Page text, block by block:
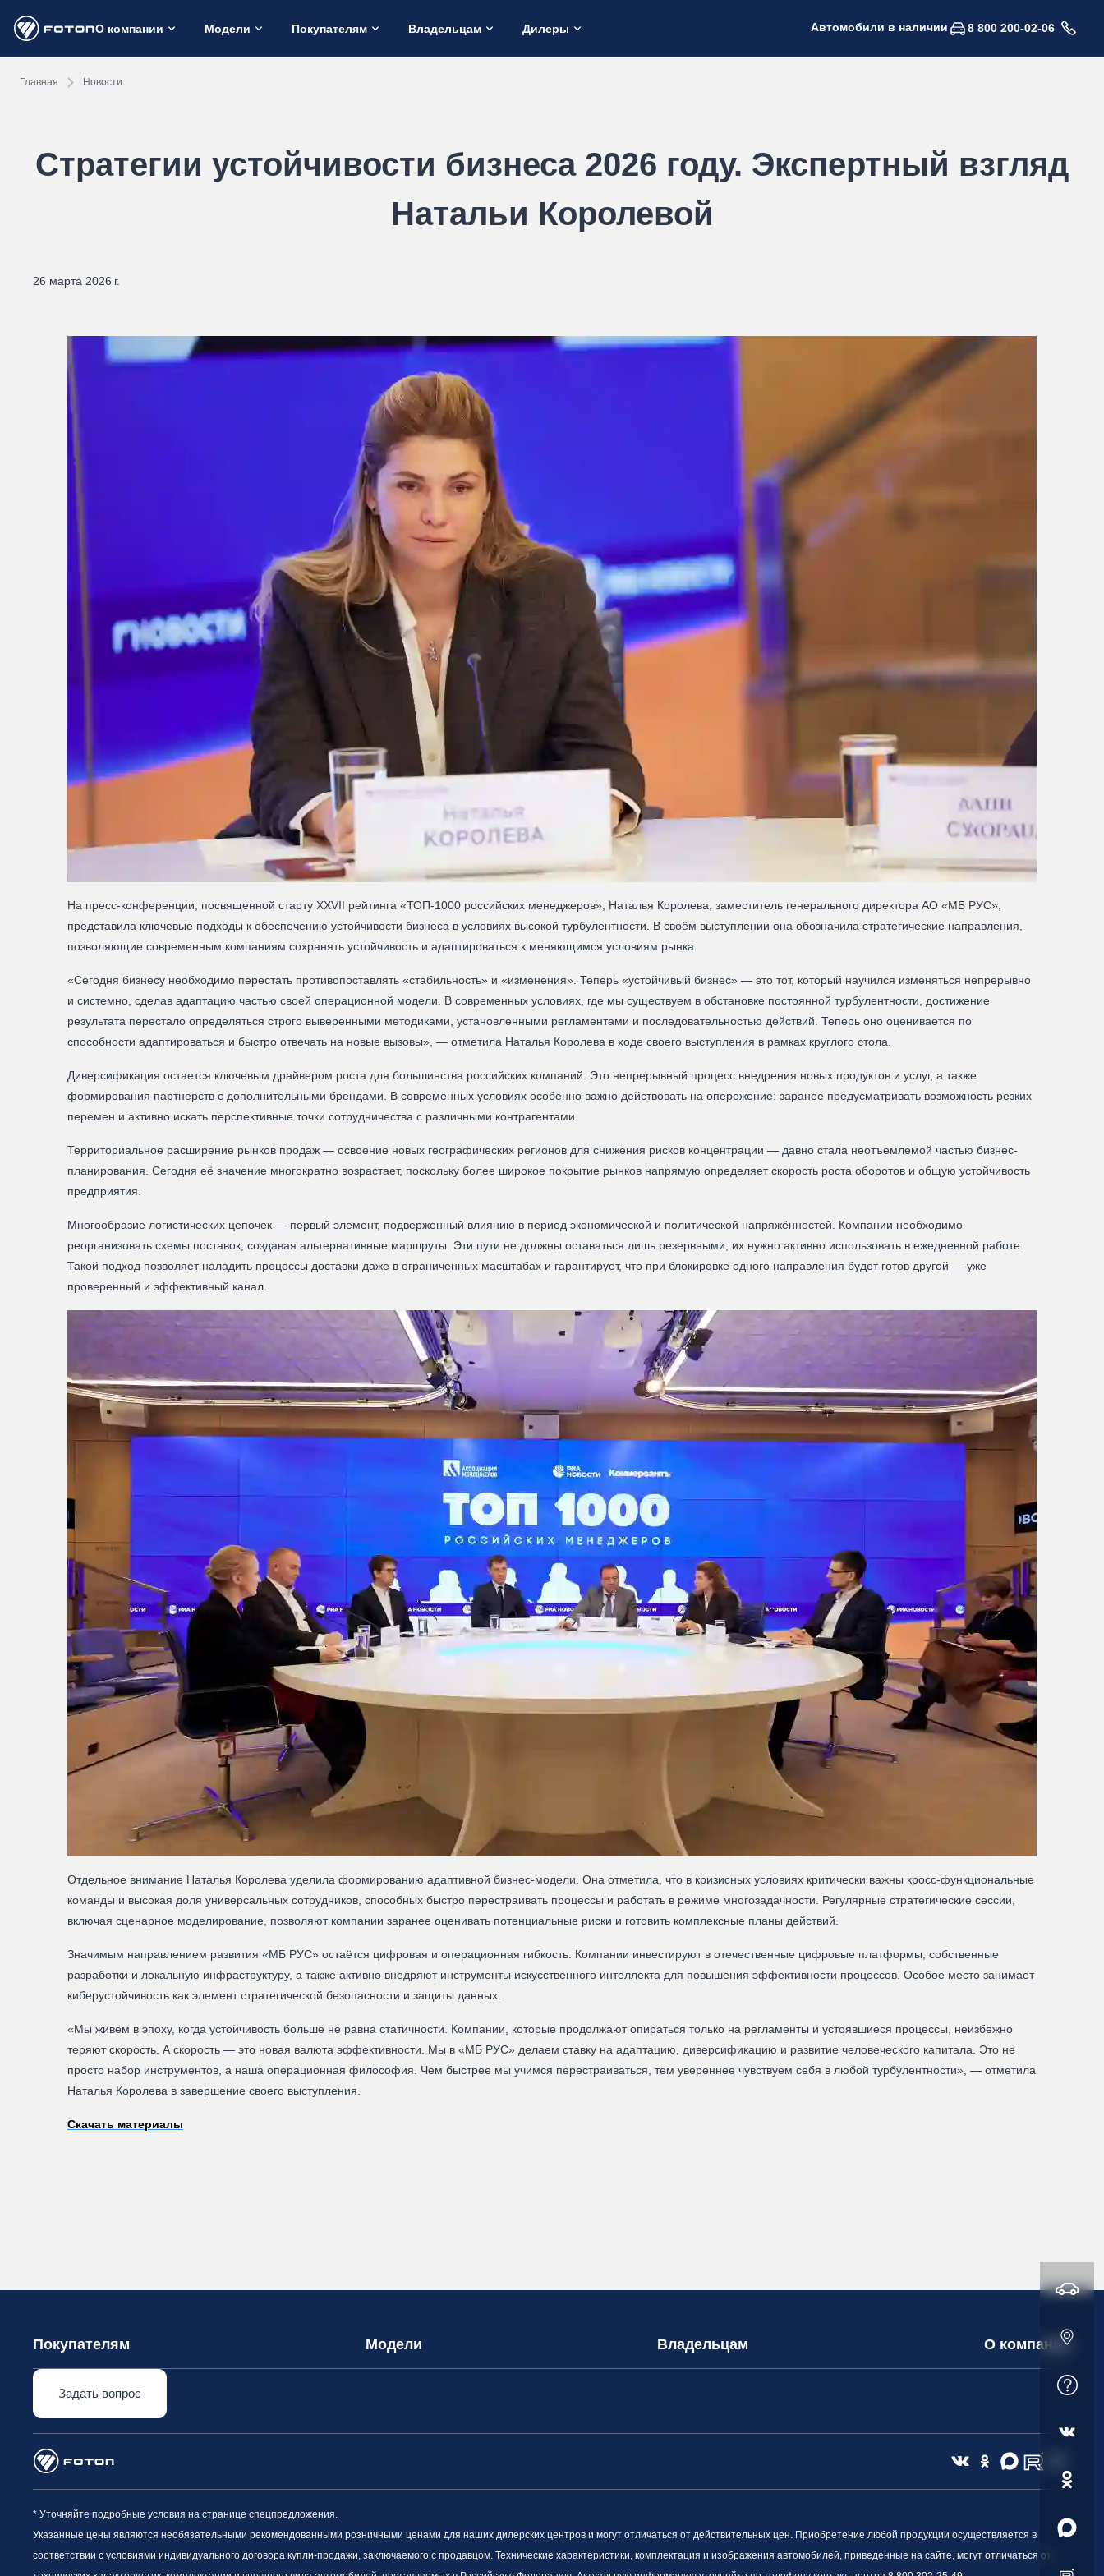
О компании Модели Покупателям Владельцам Дилеры Автомобили в наличии 8 800 200-02-06
Главная Новости
Стратегии устойчивости бизнеса 2026 году. Экспертный взгляд
Натальи Королевой
26 марта 2026 г.
На пресс-конференции, посвященной старту XXVII рейтинга «ТОП-1000 российских менеджеров», Наталья Королева, заместитель генерального директора АО «МБ РУС»,
представила ключевые подходы к обеспечению устойчивости бизнеса в условиях высокой турбулентности. В своём выступлении она обозначила стратегические направления,
позволяющие современным компаниям сохранять устойчивость и адаптироваться к меняющимся условиям рынка.
«Сегодня бизнесу необходимо перестать противопоставлять «стабильность» и «изменения». Теперь «устойчивый бизнес» — это тот, который научился изменяться непрерывно
и системно, сделав адаптацию частью своей операционной модели. В современных условиях, где мы существуем в обстановке постоянной турбулентности, достижение
результата перестало определяться строго выверенными методиками, установленными регламентами и последовательностью действий. Теперь оно оценивается по
способности адаптироваться и быстро отвечать на новые вызовы», — отметила Наталья Королева в ходе своего выступления в рамках круглого стола.
Диверсификация остается ключевым драйвером роста для большинства российских компаний. Это непрерывный процесс внедрения новых продуктов и услуг, а также
формирования партнерств с дополнительными брендами. В современных условиях особенно важно действовать на опережение: заранее предусматривать возможность резких
перемен и активно искать перспективные точки сотрудничества с различными контрагентами.
Территориальное расширение рынков продаж — освоение новых географических регионов для снижения рисков концентрации — давно стала неотъемлемой частью бизнес-
планирования. Сегодня её значение многократно возрастает, поскольку более широкое покрытие рынков напрямую определяет скорость роста оборотов и общую устойчивость
предприятия.
Многообразие логистических цепочек — первый элемент, подверженный влиянию в период экономической и политической напряжённостей. Компании необходимо
реорганизовать схемы поставок, создавая альтернативные маршруты. Эти пути не должны оставаться лишь резервными; их нужно активно использовать в ежедневной работе.
Такой подход позволяет наладить процессы доставки даже в ограниченных масштабах и гарантирует, что при блокировке одного направления будет готов другой — уже
проверенный и эффективный канал.
Отдельное внимание Наталья Королева уделила формированию адаптивной бизнес‑модели. Она отметила, что в кризисных условиях критически важны кросс‑функциональные
команды и высокая доля универсальных сотрудников, способных быстро перестраивать процессы и работать в режиме многозадачности. Регулярные стратегические сессии,
включая сценарное моделирование, позволяют компании заранее оценивать потенциальные риски и готовить комплексные планы действий.
Значимым направлением развития «МБ РУС» остаётся цифровая и операционная гибкость. Компании инвестируют в отечественные цифровые платформы, собственные
разработки и локальную инфраструктуру, а также активно внедряют инструменты искусственного интеллекта для повышения эффективности процессов. Особое место занимает
киберустойчивость как элемент стратегической безопасности и защиты данных.
«Мы живём в эпоху, когда устойчивость больше не равна статичности. Компании, которые продолжают опираться только на регламенты и устоявшиеся процессы, неизбежно
теряют скорость. А скорость — это новая валюта эффективности. Мы в «МБ РУС» делаем ставку на адаптацию, диверсификацию и развитие человеческого капитала. Это не
просто набор инструментов, а наша операционная философия. Чем быстрее мы учимся перестраиваться, тем увереннее чувствуем себя в любой турбулентности», — отметила
Наталья Королева в завершение своего выступления.
Скачать материалы
Покупателям Модели Владельцам О компании
Задать вопрос
* Уточняйте подробные условия на странице спецпредложения.
Указанные цены являются необязательными рекомендованными розничными ценами для наших дилерских центров и могут отличаться от действительных цен. Приобретение любой продукции осуществляется в
соответствии с условиями индивидуального договора купли-продажи, заключаемого с продавцом. Технические характеристики, комплектация и изображения автомобилей, приведенные на сайте, могут отличаться от